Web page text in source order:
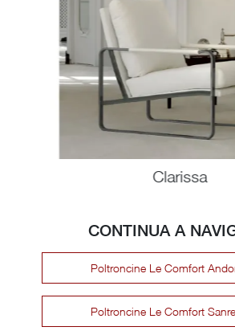
Clarissa
CONTINUA A
Poltroncine Le Comfort
Poltroncine Le Comfort